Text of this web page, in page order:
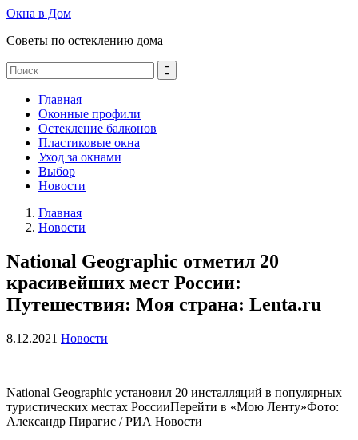
Окна в Дом
Советы по остеклению дома
Главная
Оконные профили
Остекление балконов
Пластиковые окна
Уход за окнами
Выбор
Новости
Главная
Новости
National Geographic отметил 20
красивейших мест России:
Путешествия: Моя страна: Lenta.ru
8.12.2021 Новости
National Geographic установил 20 инсталляций в популярных
туристических местах РоссииПерейти в «Мою Ленту»Фото:
Александр Пирагис / РИА Новости